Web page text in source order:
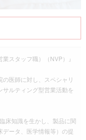
スタッフ職）（NVP）』
医師に対し、スペシャリ
ルティング型営業活動を
床知識を生かし、製品に関
ータ、医学情報等）の提